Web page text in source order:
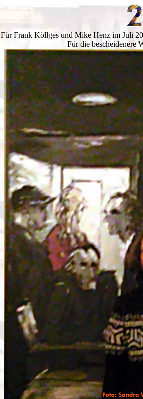
Für Frank Köllges und Mike Henz im Juli
Für die bescheidenere